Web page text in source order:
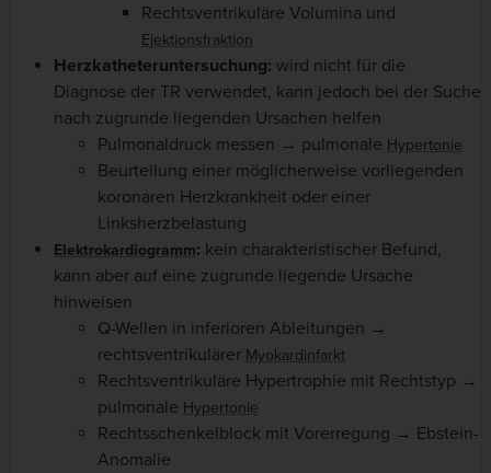
Rechtsventrikuläre Volumina und
Ejektionsfraktion
Herzkatheteruntersuchung: wird nicht für die
Diagnose der TR verwendet, kann jedoch bei der Suche
nach zugrunde liegenden Ursachen helfen
Pulmonaldruck messen → pulmonale Hypertonie
Beurteilung einer möglicherweise vorliegenden
koronaren Herzkrankheit oder einer
Linksherzbelastung
Elektrokardiogramm: kein charakteristischer Befund,
kann aber auf eine zugrunde liegende Ursache
hinweisen
Q-Wellen in inferioren Ableitungen →
rechtsventrikulärer Myokardinfarkt
Rechtsventrikuläre Hypertrophie mit Rechtstyp →
pulmonale Hypertonie
Rechtsschenkelblock mit Vorerregung → Ebstein-
Anomalie